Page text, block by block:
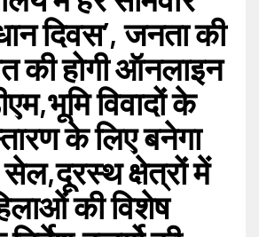
दिवस’, जनता की
की होगी ऑनलाइन
विवादों के
के लिए बनेगा
क्षेत्रों में
की विशेष